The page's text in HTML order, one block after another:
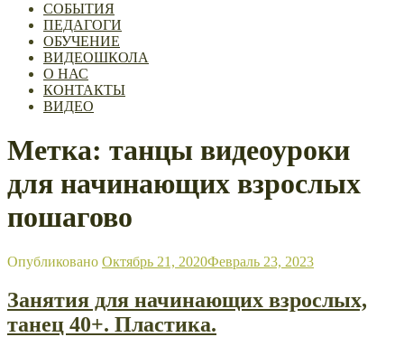
СОБЫТИЯ
ПЕДАГОГИ
ОБУЧЕНИЕ
ВИДЕОШКОЛА
О НАС
КОНТАКТЫ
ВИДЕО
Метка: танцы видеоуроки
для начинающих взрослых
пошагово
Опубликовано Октябрь 21, 2020Февраль 23, 2023
Занятия для начинающих взрослых,
танец 40+. Пластика.